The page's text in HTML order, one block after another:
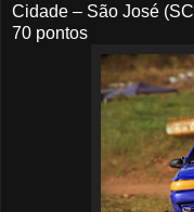
Cidade – São José
70 pontos